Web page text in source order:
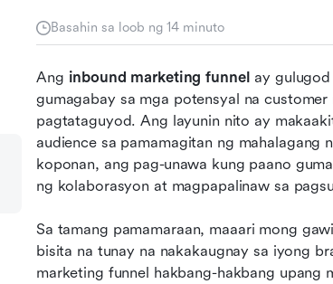
Basahin sa loob ng 14 minuto
Ang inbound marketing funnel ay
gumagabay sa mga potensyal na
pagtataguyod. Ang layunin nito ay
audience sa pamamagitan ng mahalagang
koponan, ang pag-unawa kung paano
ng kolaborasyon at magpapalinaw sa
Sa tamang pamamaraan, maaari mong
bisita na tunay na nakakaugnay sa iyong
marketing funnel hakbang-hakbang upang